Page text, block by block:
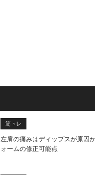
筋トレ
左肩の痛みはディップスが原因
ォームの修正可能点